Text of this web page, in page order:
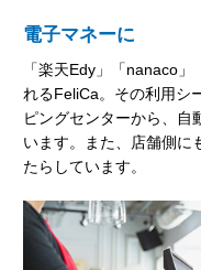
電子マネーに
「楽天Edy」「nanaco
れるFeliCa。その利用シ
ピングセンターから、自
います。また、店舗側に
たらしています。